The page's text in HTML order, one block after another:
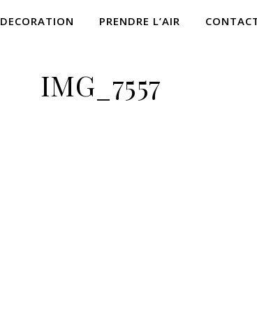
DECORATION PRENDRE L’AIR
IMG_7557